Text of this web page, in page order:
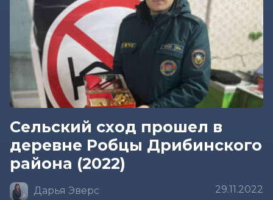
Сельский сход прошел в
деревне Робцы Дрибинского
района (2022)
Дарья Эверс 29.11.2022